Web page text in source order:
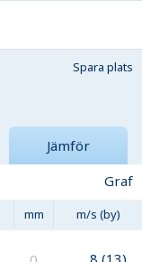
Spara plats
Jämför
Graf
mm m/s (by)
8 (13)